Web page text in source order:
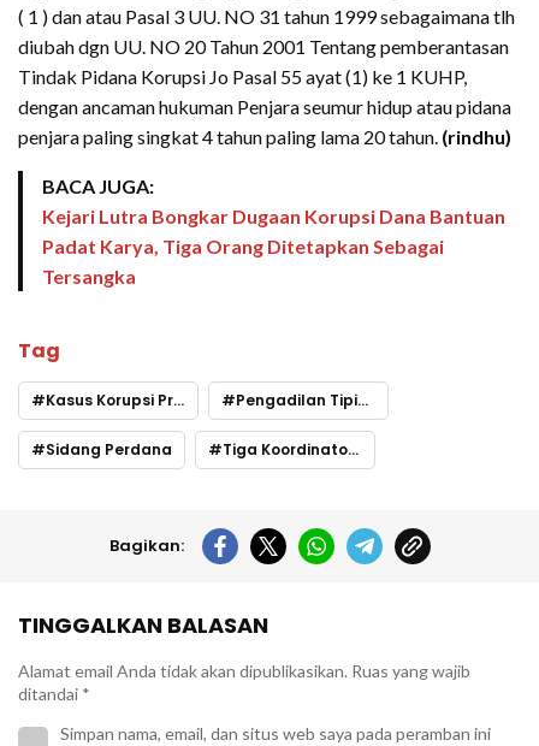
( 1 ) dan atau Pasal 3 UU. NO 31 tahun 1999 sebagaimana tlh
diubah dgn UU. NO 20 Tahun 2001 Tentang pemberantasan
Tindak Pidana Korupsi Jo Pasal 55 ayat (1) ke 1 KUHP,
dengan ancaman hukuman Penjara seumur hidup atau pidana
penjara paling singkat 4 tahun paling lama 20 tahun. (rindhu)
BACA JUGA:
Kejari Lutra Bongkar Dugaan Korupsi Dana Bantuan
Padat Karya, Tiga Orang Ditetapkan Sebagai
Tersangka
Tag
Kasus Korupsi Proyek NUSP 2 Pengadilan Tipikor Makassar
Sidang Perdana Tiga Koordinator BKM
Bagikan:
TINGGALKAN BALASAN
Alamat email Anda tidak akan dipublikasikan. Ruas yang wajib
ditandai *
Simpan nama, email, dan situs web saya pada peramban ini